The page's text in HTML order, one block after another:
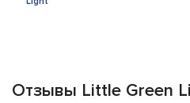
Отзывы Little Green